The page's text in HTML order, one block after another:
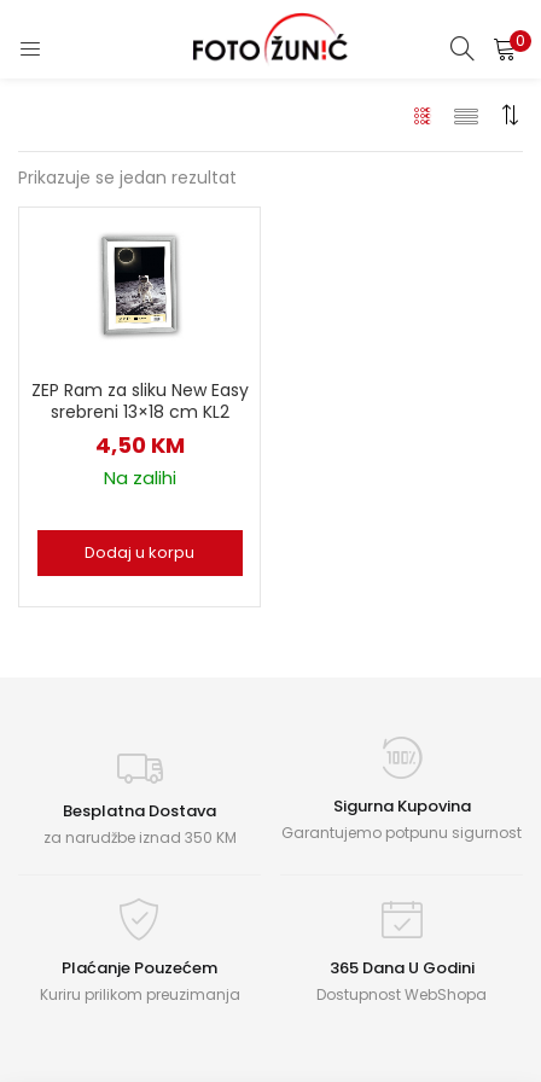
0
Prikazuje se jedan rezultat
ZEP Ram za sliku New Easy
srebreni 13×18 cm KL2
4,50 KM
Na zalihi
Dodaj u korpu
Besplatna Dostava
za narudžbe iznad 350 KM
Sigurna Kupovina
Garantujemo potpunu sigurnost
Plaćanje Pouzećem
Kuriru prilikom preuzimanja
365 Dana U Godini
Dostupnost WebShopa